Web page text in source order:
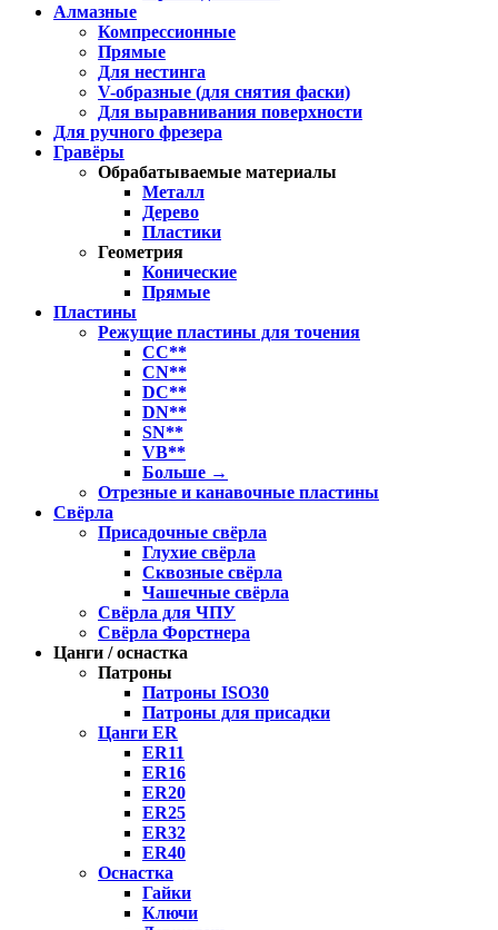
Алмазные
Компрессионные
Прямые
Для нестинга
V-образные (для снятия фаски)
Для выравнивания поверхности
Для ручного фрезера
Гравёры
Обрабатываемые материалы
Металл
Дерево
Пластики
Геометрия
Конические
Прямые
Пластины
Режущие пластины для точения
CC**
CN**
DC**
DN**
SN**
VB**
Больше →
Отрезные и канавочные пластины
Свёрла
Присадочные свёрла
Глухие свёрла
Сквозные свёрла
Чашечные свёрла
Свёрла для ЧПУ
Свёрла Форстнера
Цанги / оснастка
Патроны
Патроны ISO30
Патроны для присадки
Цанги ER
ER11
ER16
ER20
ER25
ER32
ER40
Оснастка
Гайки
Ключи